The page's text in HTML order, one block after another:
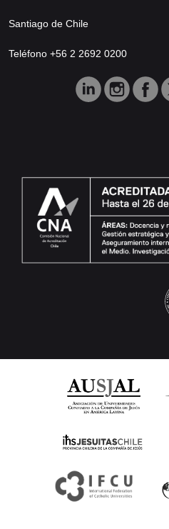
Santiago de Chile
Teléfono +56 2 2692 0200